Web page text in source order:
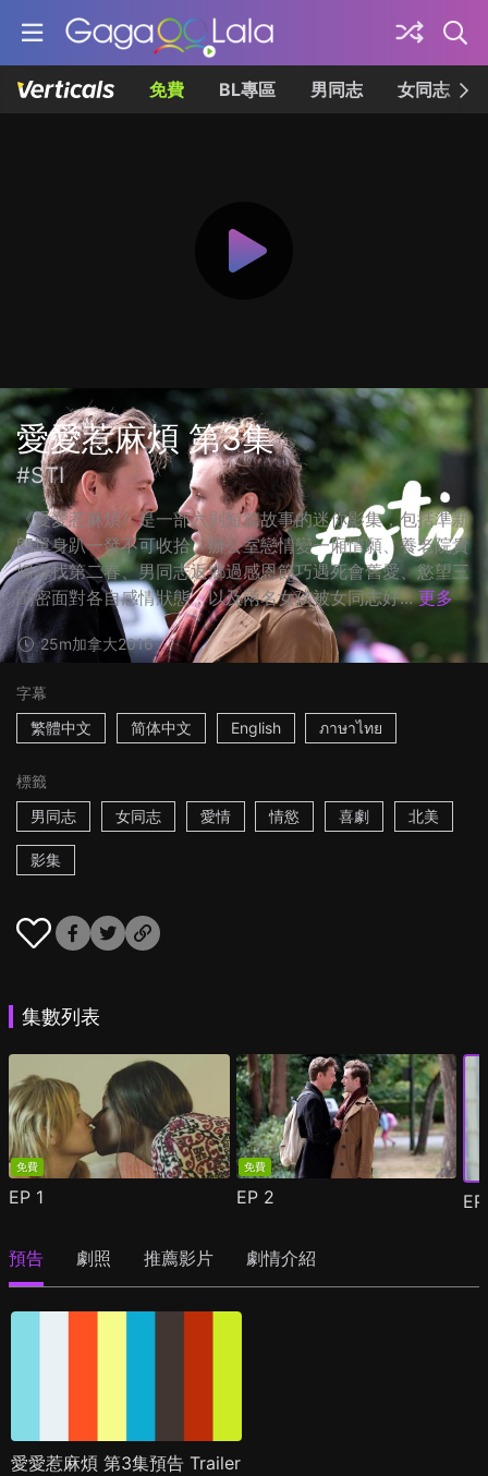
免費 BL專區 男同志 女同志
愛愛惹麻煩 第3集
#STI
《愛愛惹麻煩》是一部六則短篇故事的迷你影集，包括準新
郎單身趴一發不可收拾、辦公室戀情變一廂情願、養老院貴
婦尋找第二春、男同志返鄉過感恩節巧遇死會舊愛、慾望三
閨密面對各自感情狀態，以及兩名女孩被女同志好... 更多
25m加拿大2016
字幕
繁體中文
简体中文 English ภาษาไทย
標籤
男同志
女同志 愛情 情慾 喜劇 北美
影集
集數列表
免費
EP 1
免費
EP 2
預告 劇照 推薦影片 劇情介紹
愛愛惹麻煩 第3集預告 Trailer